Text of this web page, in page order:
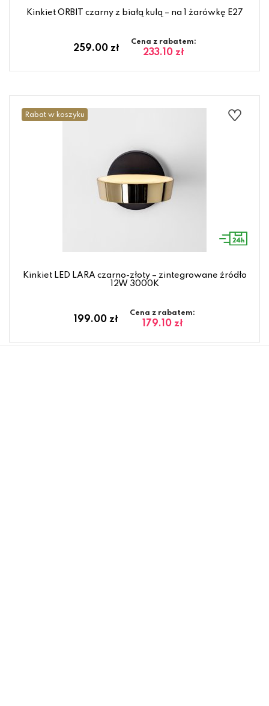
Kinkiet ORBIT czarny z białą kulą – na 1 żarówkę E27
259.00 zł
Cena z rabatem:
233.10 zł
Rabat w koszyku
Kinkiet LED LARA czarno-złoty – zintegrowane źródło
12W 3000K
199.00 zł
Cena z rabatem:
179.10 zł